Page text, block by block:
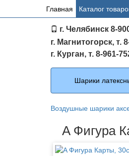
Основное
Главная Каталог
г. Челябинск 8-
г. Магнитогорск, т.
г. Курган, т. 8-961-
Каталог
Шарики
Воздушные шарики
A Фигура